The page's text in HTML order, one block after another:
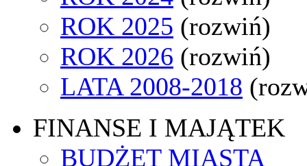
ROK 2025 (rozwiń)
ROK 2026 (rozwiń)
LATA 2008-2018
FINANSE I MAJĄTEK
BUDŻET MIASTA